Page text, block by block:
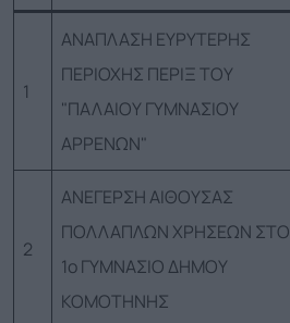
1
ΑΝΑΠΛΑΣΗ ΕΥΡΥΤΕΡΗΣ
ΠΕΡΙΟΧΗΣ ΠΕΡΙΞ ΤΟΥ
"ΠΑΛΑΙΟΥ ΓΥΜΝΑΣΙΟΥ
ΑΡΡΕΝΩΝ"
2
ΑΝΕΓΕΡΣΗ ΑΙΘΟΥΣΑΣ
ΠΟΛΛΑΠΛΩΝ ΧΡΗΣΕΩΝ ΣΤΟ
1ο ΓΥΜΝΑΣΙΟ ΔΗΜΟΥ
ΚΟΜΟΤΗΝΗΣ